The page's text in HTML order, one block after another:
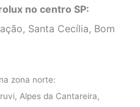
no centro SP:
Santa Cecília, Bom
zona norte:
Alpes da Cantareira,